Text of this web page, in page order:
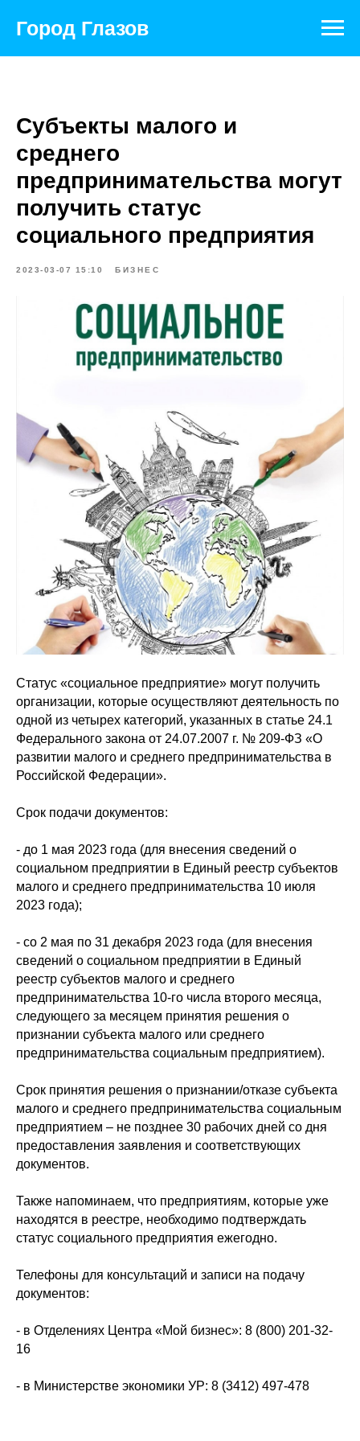
Город Глазов
Субъекты малого и
среднего
предпринимательства могут
получить статус
социального предприятия
2023-03-07 15:10 БИЗНЕС
Статус «социальное предприятие» могут получить
организации, которые осуществляют деятельность по
одной из четырех категорий, указанных в статье 24.1
Федерального закона от 24.07.2007 г. № 209-ФЗ «О
развитии малого и среднего предпринимательства в
Российской Федерации».
Срок подачи документов:
- до 1 мая 2023 года (для внесения сведений о
социальном предприятии в Единый реестр субъектов
малого и среднего предпринимательства 10 июля
2023 года);
- со 2 мая по 31 декабря 2023 года (для внесения
сведений о социальном предприятии в Единый
реестр субъектов малого и среднего
предпринимательства 10-го числа второго месяца,
следующего за месяцем принятия решения о
признании субъекта малого или среднего
предпринимательства социальным предприятием).
Срок принятия решения о признании/отказе субъекта
малого и среднего предпринимательства социальным
предприятием – не позднее 30 рабочих дней со дня
предоставления заявления и соответствующих
документов.
Также напоминаем, что предприятиям, которые уже
находятся в реестре, необходимо подтверждать
статус социального предприятия ежегодно.
Телефоны для консультаций и записи на подачу
документов:
- в Отделениях Центра «Мой бизнес»: 8 (800) 201-32-
16
- в Министерстве экономики УР: 8 (3412) 497-478